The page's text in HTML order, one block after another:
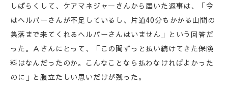
しばらくして、ケアマネジャーさんから届いた返事は、「今
はヘルパーさんが不足しているし、片道40分もかかる山間の
集落まで来てくれるヘルパーさんはいません」という回答だ
った。Ａさんにとって、「この間ずっと払い続けてきた保険
料はなんだったのか。こんなことなら払わなければよかった
のに」と腹立たしい思いだけが残った。